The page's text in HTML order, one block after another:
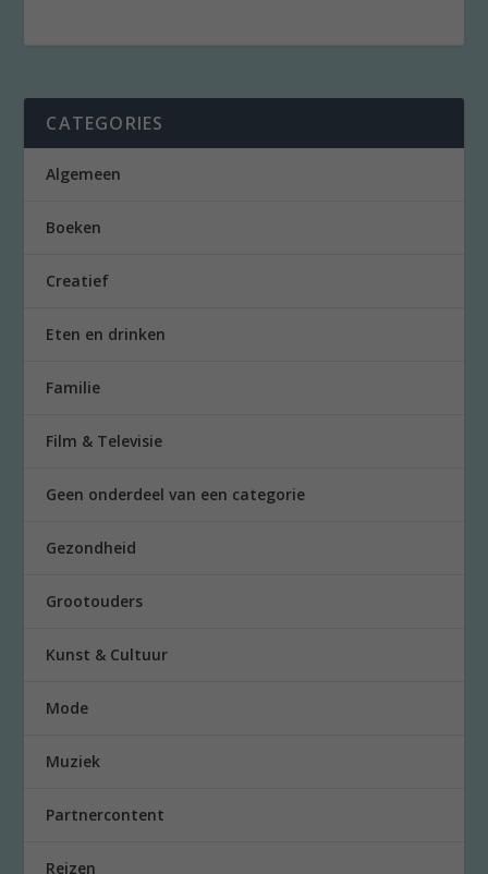
CATEGORIES
Algemeen
Boeken
Creatief
Eten en drinken
Familie
Film & Televisie
Geen onderdeel van een categorie
Gezondheid
Grootouders
Kunst & Cultuur
Mode
Muziek
Partnercontent
Reizen